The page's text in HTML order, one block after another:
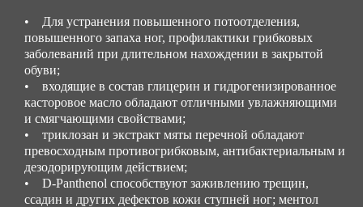
• Для устранения повышенного потоотделения,
повышенного запаха ног, профилактики грибковых
заболеваний при длительном нахождении в закрытой
обуви;
• входящие в состав глицерин и гидрогенизированное
касторовое масло обладают отличными увлажняющими
и смягчающими свойствами;
• триклозан и экстракт мяты перечной обладают
превосходным противогрибковым, антибактериальным и
дезодорирующим действием;
• D-Panthenol способствуют заживлению трещин,
ссадин и других дефектов кожи ступней ног; ментол